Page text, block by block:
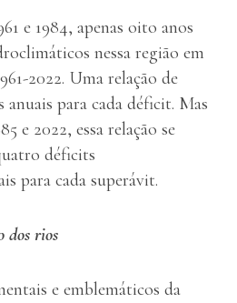
e 1984, apenas oito anos
nessa região em
2022. Uma relação de
anuais para cada déficit. Mas
e 2022, essa relação se
déficits
para cada superávit.
dos rios
e emblemáticos da